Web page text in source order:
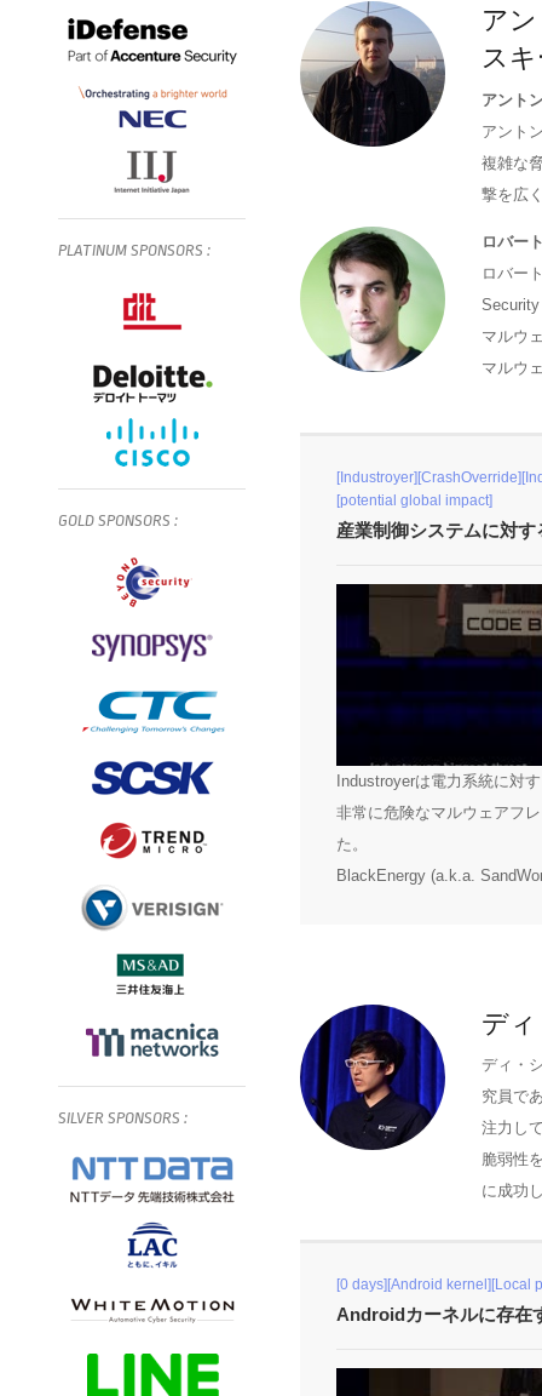
ア
ス
アント
アント
複雑な
撃を広
ロバー
ロバー
マルウ
マルウ
[potential global impact]
産業制御システムに対
Industroyerは電力系統に対
非常に危険なマルウェアフ
た。
BlackEnergy (a.k.a.
デ
ディ・
究員で
注力し
脆弱性
に成功
[0 days][Android kernel][Local
Androidカーネルに存在
PLATINUM SPONSORS :
GOLD SPONSORS :
SILVER SPONSORS :